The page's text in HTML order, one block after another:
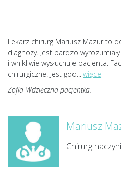
Lekarz chirurg Mariusz Mazur to
diagnozy. Jest bardzo
i wnikliwie wysłuchuje pacjenta.
chirurgiczne. Jest god...więcej
Zofia Wdzięczna pacjentka.
Mariusz
Chirurg